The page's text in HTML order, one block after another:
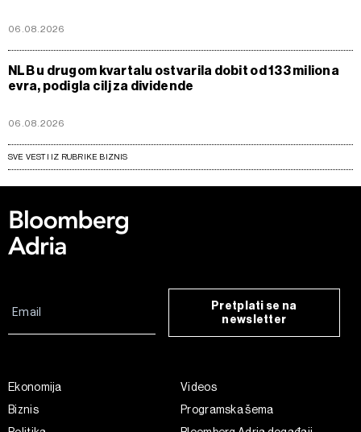
06.08.2026
NLB u drugom kvartalu ostvarila dobit od 133 miliona
evra, podigla cilj za dividende
06.08.2026
SVE VESTI IZ RUBRIKE BIZNIS
Pretplati se na
newsletter
Ekonomija
Biznis
Videos
Programska šema